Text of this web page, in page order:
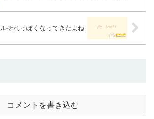
それっぽくなってきたよね
コメントを書き込む